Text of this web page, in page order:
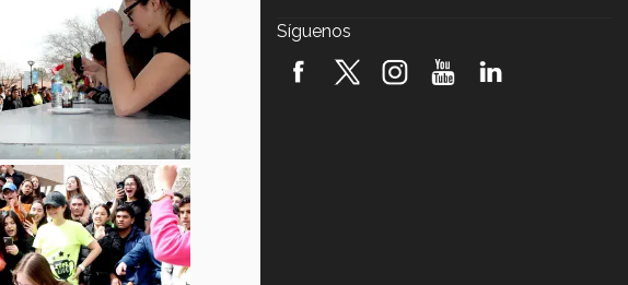
robótica FIRST 2026! (video)
Síguenos